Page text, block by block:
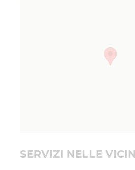
SERVIZI NELLE